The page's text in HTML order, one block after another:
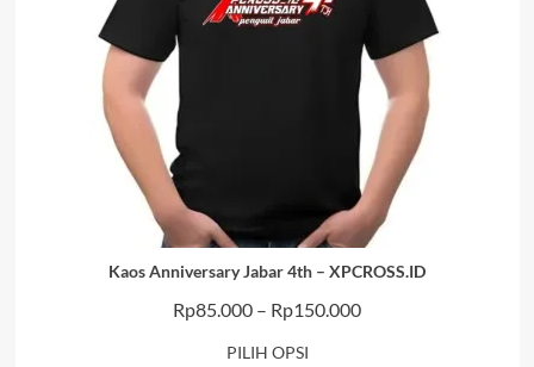
Kaos Anniversary Jabar 4th – XPCROSS.ID
Rp85.000 – Rp150.000Rentang
PILIH OPSI